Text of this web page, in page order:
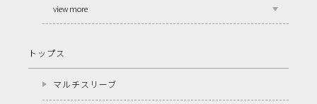
view more
トップス
マルチスリーブ